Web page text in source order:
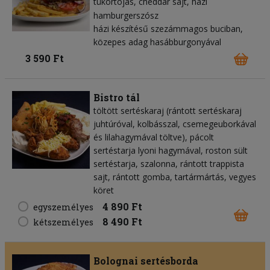
hamburgerszósz
házi készítésű szezámmagos buciban,
közepes adag hasábburgonyával
3 590 Ft
Bistro tál
töltött sertéskaraj (rántott sertéskaraj
juhtúróval, kolbásszal, csemegeuborkával
és lilahagymával töltve), pácolt
sertéstarja lyoni hagymával, roston sült
sertéstarja, szalonna, rántott trappista
sajt, rántott gomba, tartármártás, vegyes
köret
egyszemélyes
4 890 Ft
kétszemélyes 8 490 Ft
Bolognai sertésborda